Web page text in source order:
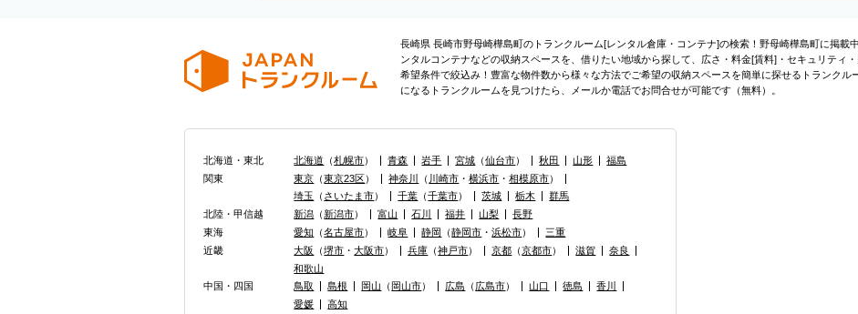
長崎県 長崎市野母崎樺島町のトランクルーム[レンタル倉庫・コンテナ]の検索！野母崎樺島町に掲載
ンタルコンテナなどの収納スペースを、借りたい地域から探して、広さ・料金[賃料]・セキュリティ
希望条件で絞込み！豊富な物件数から様々な方法でご希望の収納スペースを簡単に探せるトランクル
になるトランクルームを見つけたら、メールか電話でお問合せが可能です（無料）。
北海道・東北 北海道 （札幌市） 青森 岩手 宮城 （仙台市） 秋田 山形
福島
関東
東京 （東京23区） 神奈川 （ 川崎市 ・横浜市 ・相模原市）
埼玉
（さいたま市） 千葉 （千葉市） 茨城 栃木
群馬
北陸・甲信越
新潟 （新潟市） 富山 石川 福井 山梨
長野
東海
愛知 （名古屋市） 岐阜 静岡 （静岡市 ・浜松市）
三重
近畿
大阪 （堺市 ・大阪市） 兵庫 （神戸市） 京都 （京都市） 滋賀
奈良
和歌山
中国・四国
鳥取 島根 岡山 （ 岡山市） 広島 （広島市） 山口 徳島
香川
愛媛
高知